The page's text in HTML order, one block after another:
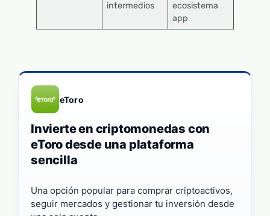
intermedios
ecosistema
app
eToro
Invierte en criptomonedas con
eToro desde una plataforma
sencilla
Una opción popular para comprar criptoactivos,
seguir mercados y gestionar tu inversión desde